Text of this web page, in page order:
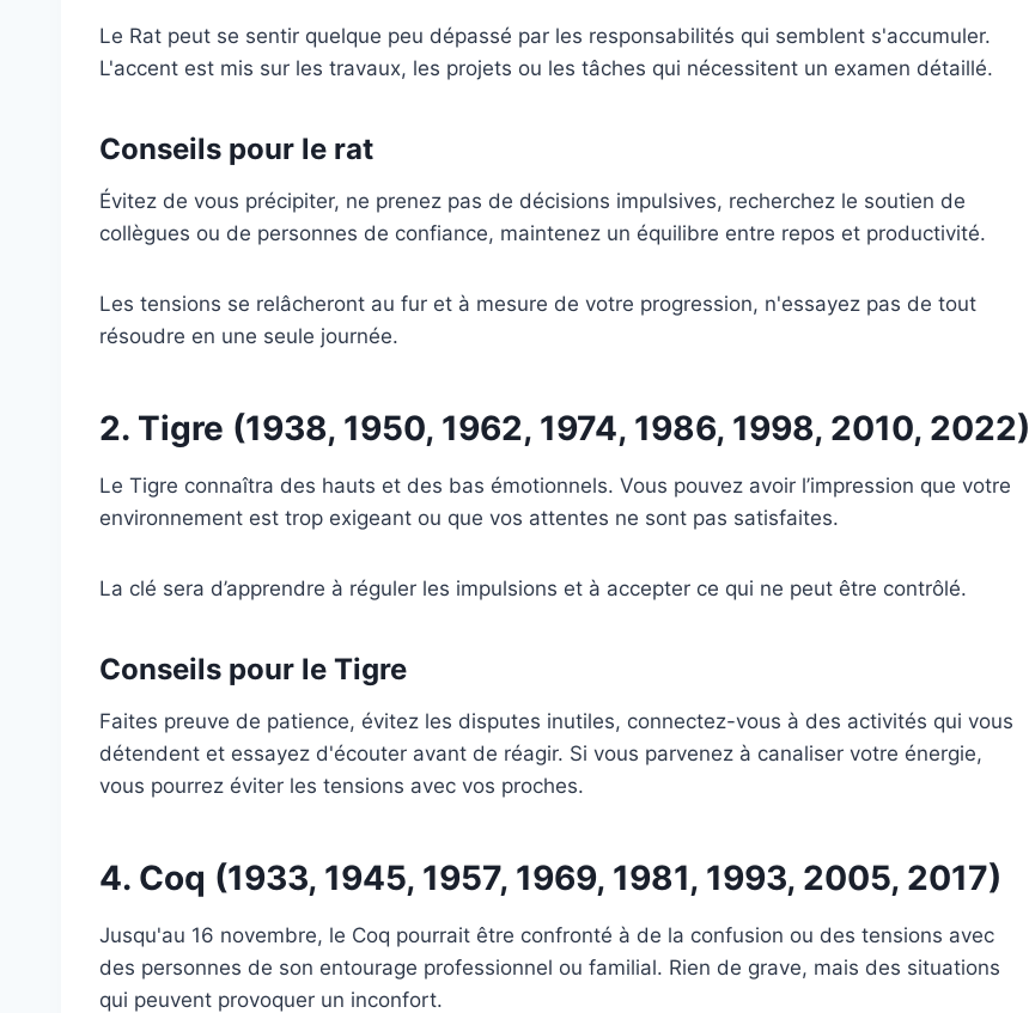
Le Rat peut se sentir quelque peu dépassé par les responsabilités qui semblent s'accumuler.
L'accent est mis sur les travaux, les projets ou les tâches qui nécessitent un examen détaillé.
Conseils pour le rat
Évitez de vous précipiter, ne prenez pas de décisions impulsives, recherchez le soutien de
collègues ou de personnes de confiance, maintenez un équilibre entre repos et productivité.
Les tensions se relâcheront au fur et à mesure de votre progression, n'essayez pas de tout
résoudre en une seule journée.
2. Tigre (1938, 1950, 1962, 1974, 1986, 1998, 2010, 2022)
Le Tigre connaîtra des hauts et des bas émotionnels. Vous pouvez avoir l’impression que votre
environnement est trop exigeant ou que vos attentes ne sont pas satisfaites.
La clé sera d’apprendre à réguler les impulsions et à accepter ce qui ne peut être contrôlé.
Conseils pour le Tigre
Faites preuve de patience, évitez les disputes inutiles, connectez-vous à des activités qui vous
détendent et essayez d'écouter avant de réagir. Si vous parvenez à canaliser votre énergie,
vous pourrez éviter les tensions avec vos proches.
4. Coq (1933, 1945, 1957, 1969, 1981, 1993, 2005, 2017)
Jusqu'au 16 novembre, le Coq pourrait être confronté à de la confusion ou des tensions avec
des personnes de son entourage professionnel ou familial. Rien de grave, mais des situations
qui peuvent provoquer un inconfort.